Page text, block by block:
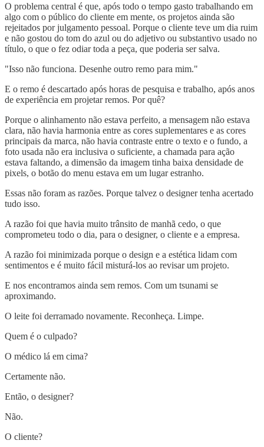
O problema central é que, após todo o tempo gasto trabalhando em
algo com o público do cliente em mente, os projetos ainda são
rejeitados por julgamento pessoal. Porque o cliente teve um dia ruim
e não gostou do tom do azul ou do adjetivo ou substantivo usado no
título, o que o fez odiar toda a peça, que poderia ser salva.
"Isso não funciona. Desenhe outro remo para mim."
E o remo é descartado após horas de pesquisa e trabalho, após anos
de experiência em projetar remos. Por quê?
Porque o alinhamento não estava perfeito, a mensagem não estava
clara, não havia harmonia entre as cores suplementares e as cores
principais da marca, não havia contraste entre o texto e o fundo, a
foto usada não era inclusiva o suficiente, a chamada para ação
estava faltando, a dimensão da imagem tinha baixa densidade de
pixels, o botão do menu estava em um lugar estranho.
Essas não foram as razões. Porque talvez o designer tenha acertado
tudo isso.
A razão foi que havia muito trânsito de manhã cedo, o que
comprometeu todo o dia, para o designer, o cliente e a empresa.
A razão foi minimizada porque o design e a estética lidam com
sentimentos e é muito fácil misturá-los ao revisar um projeto.
E nos encontramos ainda sem remos. Com um tsunami se
aproximando.
O leite foi derramado novamente. Reconheça. Limpe.
Quem é o culpado?
O médico lá em cima?
Certamente não.
Então, o designer?
Não.
O cliente?